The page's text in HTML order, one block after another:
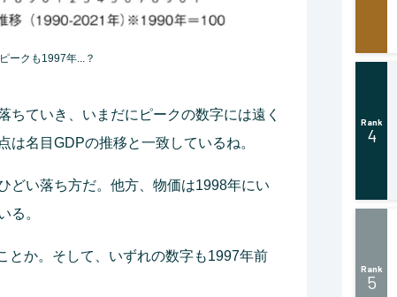
ークも1997年...？
ちていき、いまだにピークの数字には遠く
名目GDPの推移と一致しているね。
どい落ち方だ。他方、物価は1998年にい
る。
とか。そして、いずれの数字も1997年前
Rank
4
Rank
5